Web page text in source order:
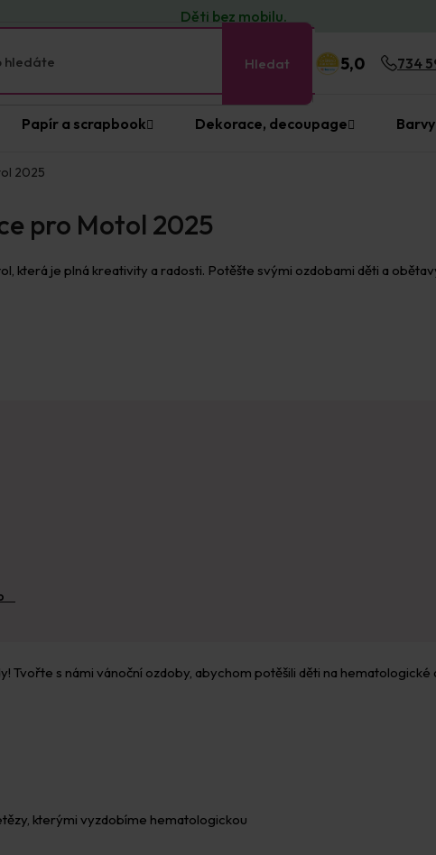
Děti bez mobilu.
Hledat 5,0 734
Papír a scrapbook Dekorace, decoupage
2025
pro Motol 2025
která je plná kreativity a radosti. Potěšte svými ozdobami děti a
Tvořte s námi vánoční ozdoby, abychom potěšili děti na
kterými vyzdobíme hematologickou